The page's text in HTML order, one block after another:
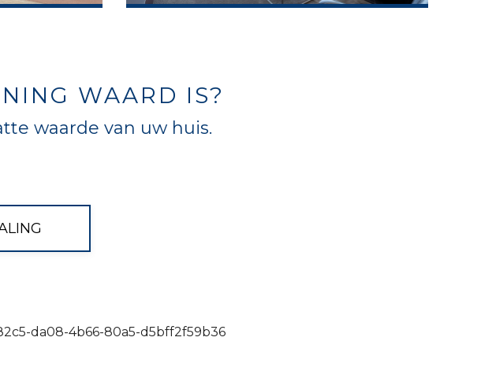
WAARD IS?
waarde van uw huis.